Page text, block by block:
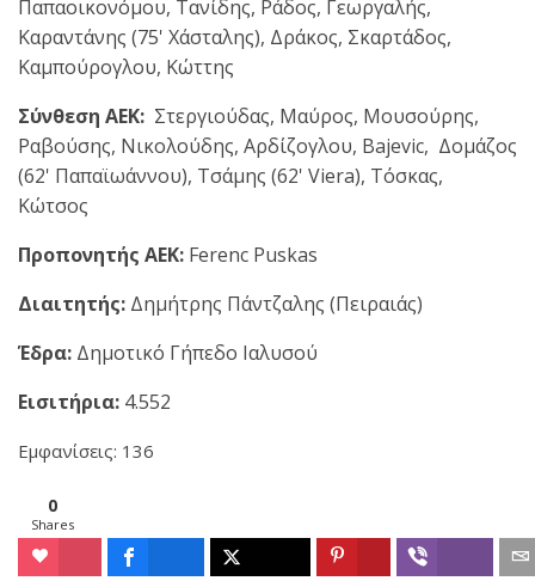
Παπαοικονόμου, Τανίδης, Ράδος, Γεωργαλής,
Καραντάνης (75' Χάσταλης), Δράκος, Σκαρτάδος,
Καμπούρογλου, Κώττης
Σύνθεση ΑΕΚ: Στεργιούδας, Μαύρος, Μουσούρης,
Ραβούσης, Νικολούδης, Αρδίζογλου, Bajevic, Δομάζος
(62' Παπαϊωάννου), Τσάμης (62' Viera), Τόσκας,
Κώτσος
Προπονητής ΑΕΚ: Ferenc Puskas
Διαιτητής: Δημήτρης Πάντζαλης (Πειραιάς)
Έδρα: Δημοτικό Γήπεδο Ιαλυσού
Εισιτήρια: 4.552
Εμφανίσεις: 136
0
Shares